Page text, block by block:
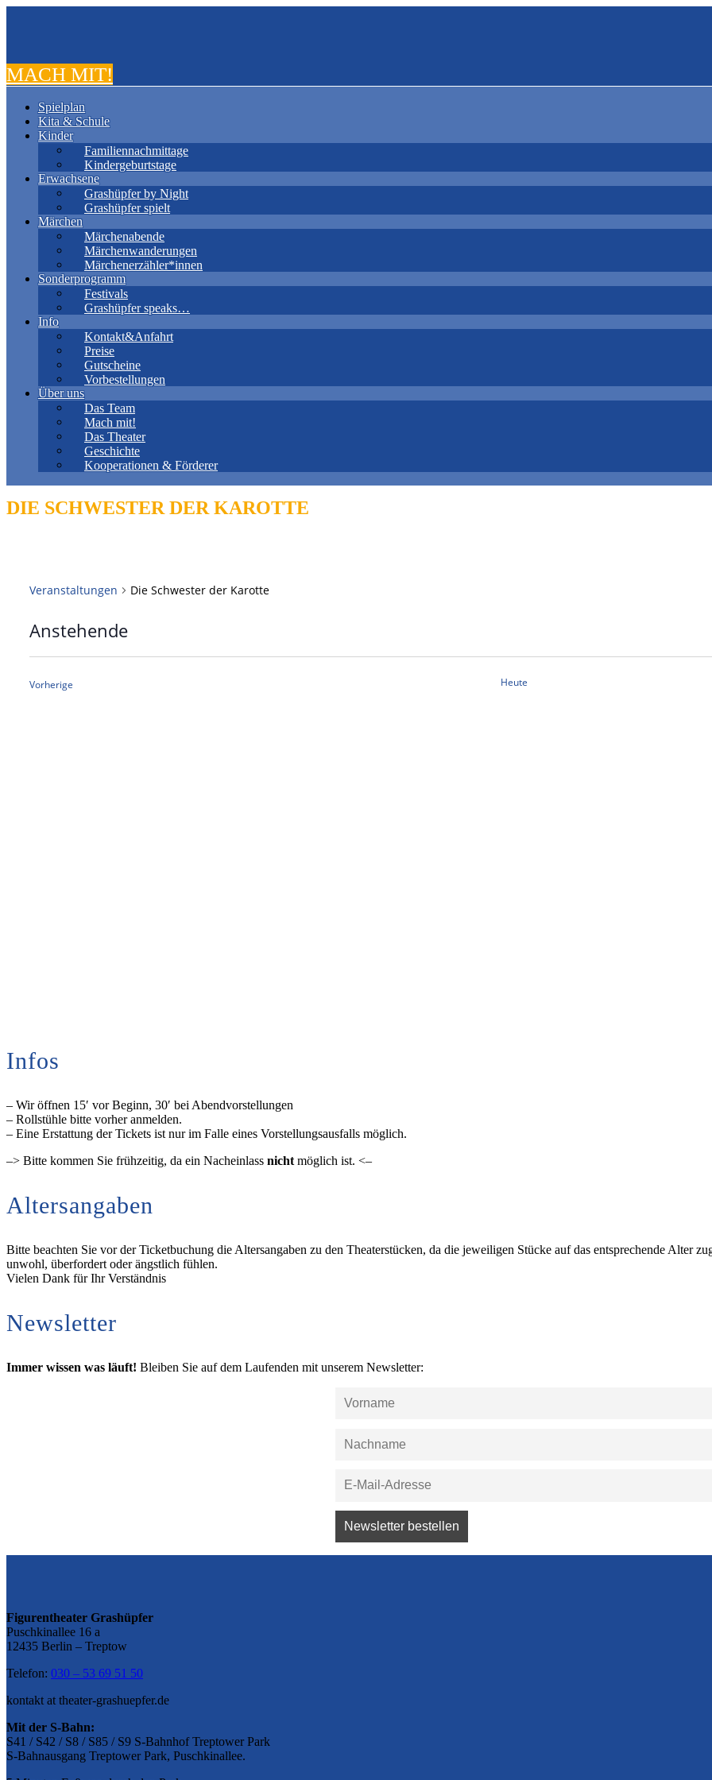
MACH MIT!
Spielplan
Kita & Schule
Kinder
Familiennachmittage
Kindergeburtstage
Erwachsene
Grashüpfer by Night
Grashüpfer spielt
Märchen
Märchenabende
Märchenwanderungen
Märchenerzähler*innen
Sonderprogramm
Festivals
Grashüpfer speaks…
Info
Kontakt&Anfahrt
Preise
Gutscheine
Vorbestellungen
Über uns
Das Team
Mach mit!
Das Theater
Geschichte
Kooperationen & Förderer
DIE SCHWESTER DER KAROTTE
Veranstaltungen Die Schwester der Karotte
Anstehende
VorherigeVeranstaltungen Heute
Infos
– Wir öffnen 15′ vor Beginn, 30′ bei Abendvorstellungen
– Rollstühle bitte vorher anmelden.
– Eine Erstattung der Tickets ist nur im Falle eines Vorstellungsausfalls möglich.
–> Bitte kommen Sie frühzeitig, da ein Nacheinlass nicht möglich ist. <–
Altersangaben
Bitte beachten Sie vor der Ticketbuchung die Altersangaben zu den Theaterstücken, da die jeweiligen Stücke auf das entsprechende Alter
unwohl, überfordert oder ängstlich fühlen.
Vielen Dank für Ihr Verständnis
Newsletter
Immer wissen was läuft! Bleiben Sie auf dem Laufenden mit unserem Newsletter:
Figurentheater Grashüpfer
Puschkinallee 16 a
12435 Berlin – Treptow
Telefon: 030 – 53 69 51 50
kontakt at theater-grashuepfer.de
Mit der S-Bahn:
S41 / S42 / S8 / S85 / S9 S-Bahnhof Treptower Park
S-Bahnausgang Treptower Park, Puschkinallee.